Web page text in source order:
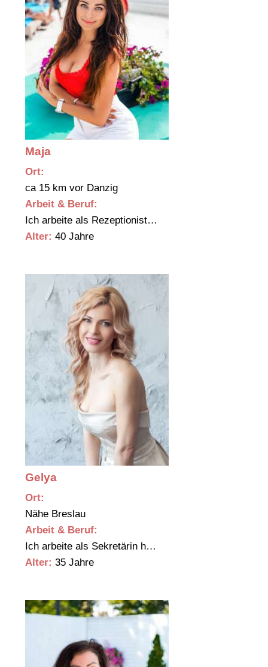
Maja
Ort:
ca 15 km vor Danzig
Arbeit & Beruf:
Ich arbeite als Rezeptionist…
Alter: 40 Jahre
Gelya
Ort:
Nähe Breslau
Arbeit & Beruf:
Ich arbeite als Sekretärin h…
Alter: 35 Jahre